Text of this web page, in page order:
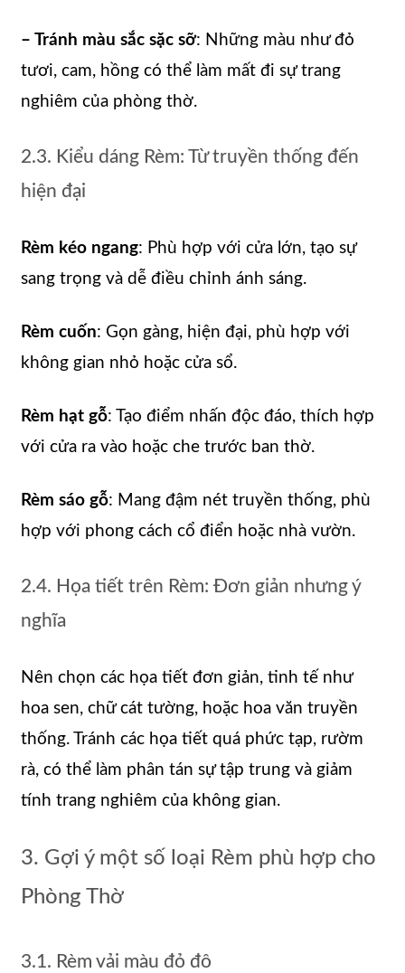
– Tránh màu sắc sặc sỡ: Những màu như đỏ
tươi, cam, hồng có thể làm mất đi sự trang
nghiêm của phòng thờ.
2.3. Kiểu dáng Rèm: Từ truyền thống đến
hiện đại
Rèm kéo ngang: Phù hợp với cửa lớn, tạo sự
sang trọng và dễ điều chỉnh ánh sáng.
Rèm cuốn: Gọn gàng, hiện đại, phù hợp với
không gian nhỏ hoặc cửa sổ.
Rèm hạt gỗ: Tạo điểm nhấn độc đáo, thích hợp
với cửa ra vào hoặc che trước ban thờ.
Rèm sáo gỗ: Mang đậm nét truyền thống, phù
hợp với phong cách cổ điển hoặc nhà vườn.
2.4. Họa tiết trên Rèm: Đơn giản nhưng ý
nghĩa
Nên chọn các họa tiết đơn giản, tinh tế như
hoa sen, chữ cát tường, hoặc hoa văn truyền
thống. Tránh các họa tiết quá phức tạp, rườm
rà, có thể làm phân tán sự tập trung và giảm
tính trang nghiêm của không gian.
3. Gợi ý một số loại Rèm phù hợp cho
Phòng Thờ
3.1. Rèm vải màu đỏ đô